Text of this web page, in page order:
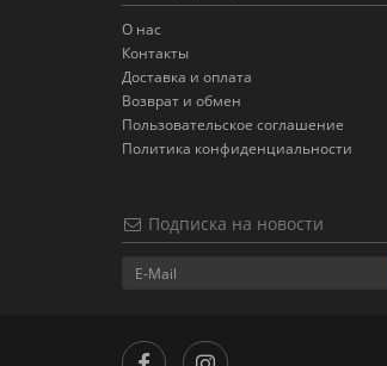
О нас
Контакты
Доставка и оплата
Возврат и обмен
Пользовательское соглашение
Политика конфиденциальности
Подписка на новости